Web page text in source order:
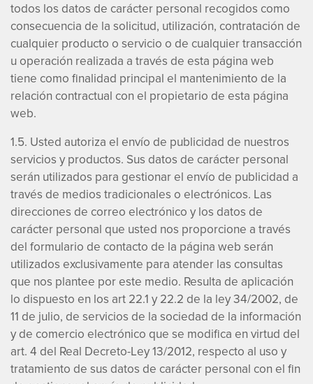
todos los datos de carácter personal recogidos como
consecuencia de la solicitud, utilización, contratación de
cualquier producto o servicio o de cualquier transacción
u operación realizada a través de esta página web
tiene como finalidad principal el mantenimiento de la
relación contractual con el propietario de esta página
web.
1.5. Usted autoriza el envío de publicidad de nuestros
servicios y productos. Sus datos de carácter personal
serán utilizados para gestionar el envío de publicidad a
través de medios tradicionales o electrónicos. Las
direcciones de correo electrónico y los datos de
carácter personal que usted nos proporcione a través
del formulario de contacto de la página web serán
utilizados exclusivamente para atender las consultas
que nos plantee por este medio. Resulta de aplicación
lo dispuesto en los art 22.1 y 22.2 de la ley 34/2002, de
11 de julio, de servicios de la sociedad de la información
y de comercio electrónico que se modifica en virtud del
art. 4 del Real Decreto-Ley 13/2012, respecto al uso y
tratamiento de sus datos de carácter personal con el fin